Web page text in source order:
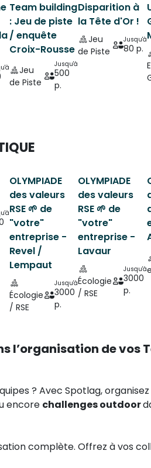
Team building
: Jeu de piste
/ enquête
Croix-Rousse
Jeu
de Piste
Jusqu'à
500
p.
Disparition à
la Tête d'Or !
Jeu
de Piste
Jusqu'à
80 p.
OLYMPIADE
des valeurs
RSE 🌱 de
"votre"
entreprise -
Revel /
Lempaut
Écologie
/ RSE
Jusqu'à
3000
p.
OLYMPIADE
des valeurs
RSE 🌱 de
"votre"
entreprise -
Lavaur
Écologie
/ RSE
Jusqu'à
3000
p.
l’organisation de vos
? Avec Spotlag,
encore challenges outdoor
complète. Offrez à vos